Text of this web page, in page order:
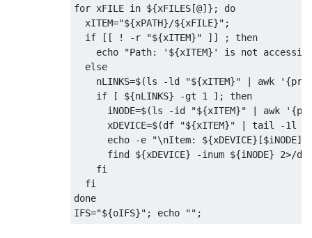
for xFILE in ${xFILES[@]}; do
  xITEM="${xPATH}/${xFILE}";
  if [[ ! -r "${xITEM}" ]] ; then
echo "Path: '${xITEM}' is not
  else
nLINKS=$(ls -ld "${xITEM}" | awk
    if [ ${nLINKS} -gt 1 ]; then
iNODE=$(ls -id "${xITEM}" | awk
xDEVICE=$(df "${xITEM}" | tail -1l |
echo -e "\nItem: ${xDEVICE}[$iNODE]
find ${xDEVICE} -inum ${iNODE} 2>/
    fi
  fi
done